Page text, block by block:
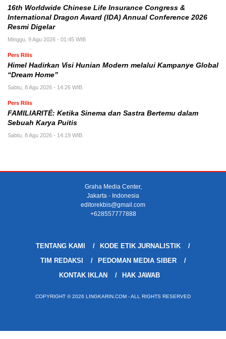
16th Worldwide Chinese Life Insurance Congress &
International Dragon Award (IDA) Annual Conference 2026
Resmi Digelar
Minggu, 9 Agu 2026 - 01:45 WIB
Pers Rilis
Himel Hadirkan Visi Hunian Modern melalui Kampanye Global
“Dream Home”
Sabtu, 8 Agu 2026 - 14:26 WIB
Pers Rilis
FAMILIARITÉ: Ketika Sinema dan Sastra Bertemu dalam
Sebuah Karya Puitis
Sabtu, 8 Agu 2026 - 14:19 WIB
Graha Media Center,
Jakarta - Indonesia
editorekbis@gmail.com
+628557777888
TENTANG KAMI
KODE ETIK JURNALISTIK
TIM REDAKSI
PEDOMAN MEDIA SIBER
KONTAK IKLAN
HAK JAWAB
COPYRIGHT © 2026 LINGKARIN.COM - ALL RIGHTS RESERVED